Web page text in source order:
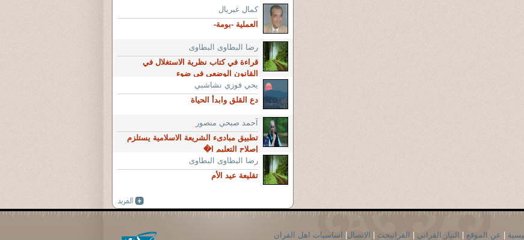
كمال غبريال
العملية -بومة-
رضا البطاوى البطاوى
قراءة في كتاب نظرية الاستغلال في
القانون الوضعي في ضوء
يحي فوزي نشاشبي
دع القلق وابدأ الحياة
آحمد صبحي منصور
تطبيق مبادىء الشريعة الاسلامية يستلزم
إصلاح التعليم ا�
رضا البطاوى البطاوى
تقليعة عيد الأم
عن الموقع التيار القراني القرانبحث الاتصال اساسيات اهل القران